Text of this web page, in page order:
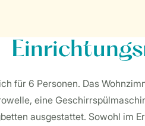
für 6 Personen. Das
eine
ausgestattet. Sowohl im